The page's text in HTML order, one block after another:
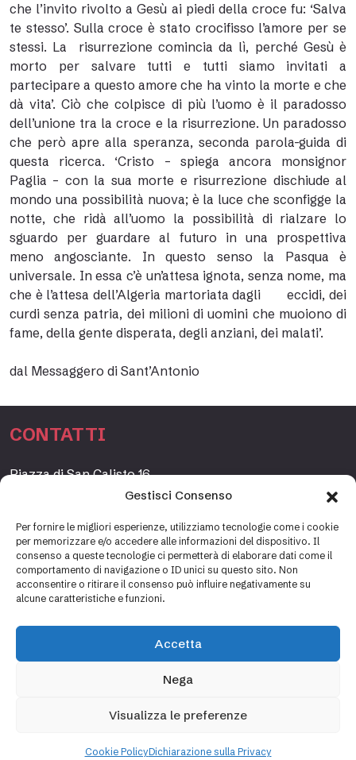
Gestisci Consenso
Per fornire le migliori esperienze, utilizziamo tecnologie come i cookie
per memorizzare e/o accedere alle informazioni del dispositivo. Il
consenso a queste tecnologie ci permetterà di elaborare dati come il
comportamento di navigazione o ID unici su questo sito. Non
acconsentire o ritirare il consenso può influire negativamente su
alcune caratteristiche e funzioni.
Accetta
Nega
Visualizza le preferenze
Cookie PolicyDichiarazione sulla Privacy
che l’invito rivolto a Gesù ai piedi della croce fu: ‘Salva
te stesso’. Sulla croce è stato crocifisso l’amore per se
stessi. La risurrezione comincia da lì, perché Gesù è
morto per salvare tutti e tutti siamo invitati a
partecipare a questo amore che ha vinto la morte e che
dà vita’. Ciò che colpisce di più l’uomo è il paradosso
dell’unione tra la croce e la risurrezione. Un paradosso
che però apre alla speranza, seconda parola-guida di
questa ricerca. ‘Cristo – spiega ancora monsignor
Paglia – con la sua morte e risurrezione dischiude al
mondo una possibilità nuova; è la luce che sconfigge la
notte, che ridà all’uomo la possibilità di rialzare lo
sguardo per guardare al futuro in una prospettiva
meno angosciante. In questo senso la Pasqua è
universale. In essa c’è un’attesa ignota, senza nome, ma
che è l’attesa dell’Algeria martoriata dagli eccidi, dei
curdi senza patria, dei milioni di uomini che muoiono di
fame, della gente disperata, degli anziani, dei malati’.
dal Messaggero di Sant’Antonio
CONTATTI
Piazza di San Calisto 16,
www.fondazioneetagrande.org
SEGRETERIA
info@fondazioneetagrande.it